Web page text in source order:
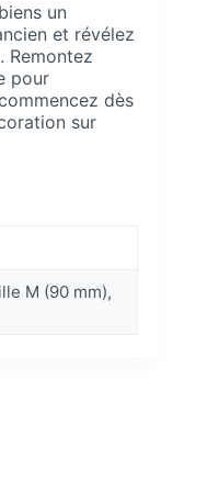
un
et révélez
Remontez
pour
dès
sur
M (90 mm),